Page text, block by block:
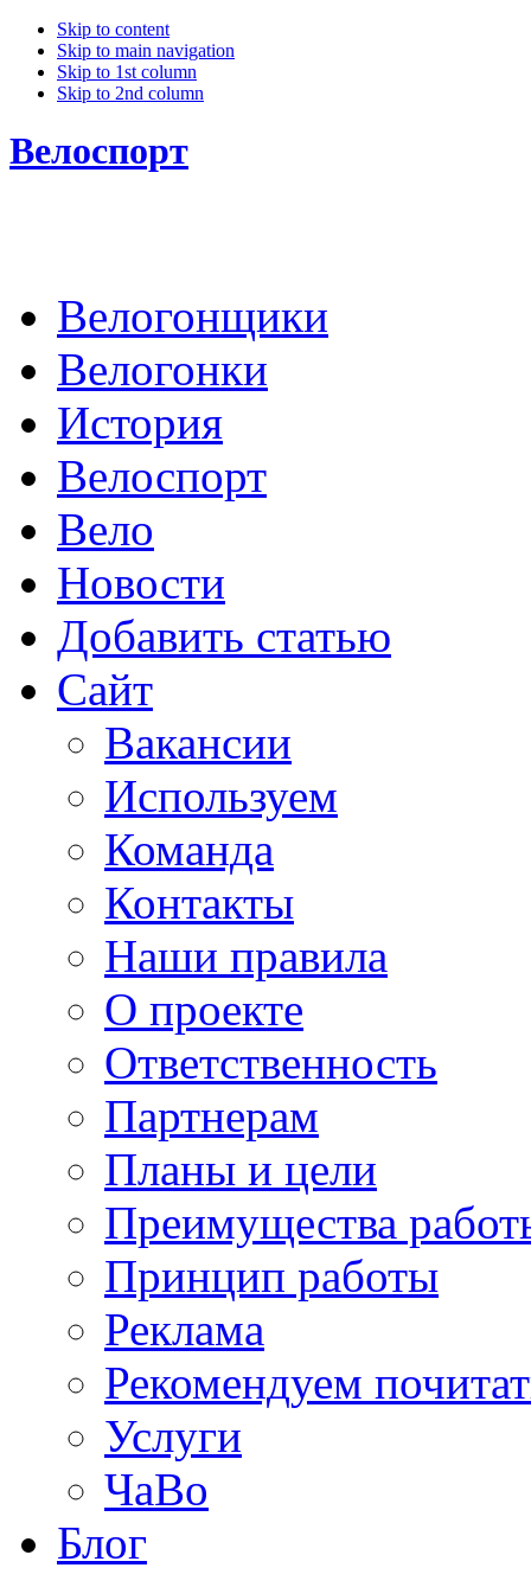
Skip to content
Skip to main navigation
Skip to 1st column
Skip to 2nd column
Велоспорт
Велогонщики
Велогонки
История
Велоспорт
Вело
Новости
Добавить статью
Сайт
Вакансии
Используем
Команда
Контакты
Наши правила
О проекте
Ответственность
Партнерам
Планы и цели
Преимущества
Принцип работы
Реклама
Рекомендуем
Услуги
ЧаВо
Блог